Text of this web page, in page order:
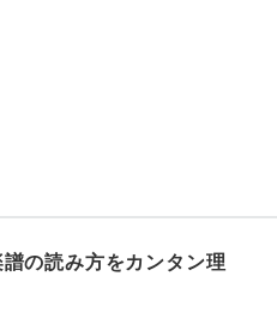
の読み方をカンタン理